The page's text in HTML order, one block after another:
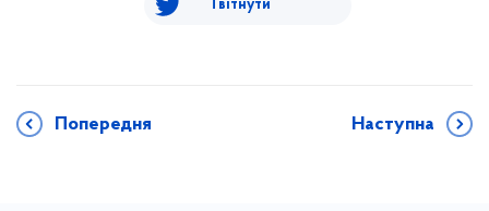
Твітнути
Попередня Наступна